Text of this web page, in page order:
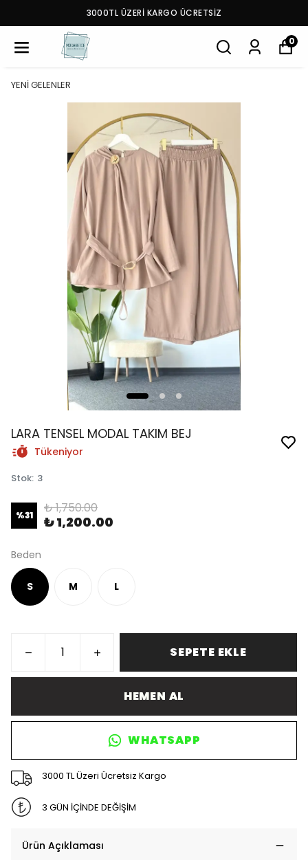
3000TL ÜZERİ KARGO ÜCRETSİZ
0
YENİ GELENLER
LARA TENSEL MODAL TAKIM BEJ
Tükeniyor
Stok: 3
%31 ₺ 1,750.00
₺ 1,200.00
Beden
S M L
SEPETE EKLE
HEMEN AL
WHATSAPP
3000 TL Üzeri Ücretsiz Kargo
3 GÜN İÇİNDE DEĞİŞİM
Ürün Açıklaması